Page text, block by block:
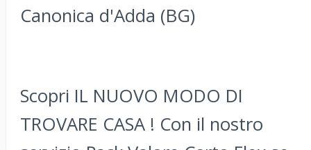
Canonica d'Adda (BG)
Scopri IL NUOVO MODO DI
TROVARE CASA ! Con il nostro